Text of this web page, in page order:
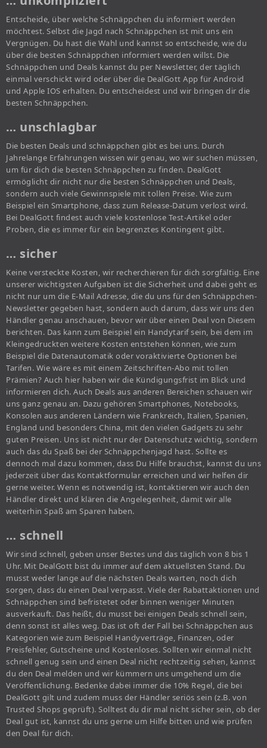
Entscheide, über welche Schnäppchen du informiert werden
möchtest. Selbst die Jagd nach Schnäppchen ist mit uns ein
Vergnügen. Du hast die Wahl und kannst so entscheide, wie du
über die besten Schnäppchen informiert werden willst. Die
Schnäppchen und Deals kannst du per Newsletter, der täglich
einmal verschickt wird oder über die DealGott App für Android
und Apple IOS erhalten. Du entscheidest und wir bringen dir die
besten Schnäppchen.
… unschlagbar
Die besten Deals und schnäppchen gibt es bei uns. Durch
Jahrelange Erfahrungen wissen wir genau, wo wir suchen müssen,
um für dich die besten Schnäppchen zu finden. DealGott
ermöglicht dir nicht nur die besten Schnäppchen und Deals,
sondern auch viele Gewinnspiele mit tollen Preise. Wie zum
Beispiel ein Smartphone, dass zum Release-Datum verlost wird.
Bei DealGott findest auch viele kostenlose Test-Artikel oder
Proben, die es immer für ein begrenztes Kontingent gibt.
… sicher
Keine versteckte Kosten, wir recherchieren für dich sorgfältig. Eine
unserer wichtigsten Aufgaben ist die Sicherheit und dabei geht es
nicht nur um die E-Mail Adresse, die du uns für den Schnäppchen-
Newsletter gegeben hast, sondern auch darum, dass wir uns den
Händler genau anschauen, bevor wir über einen Deal von Diesem
berichten. Das kann zum Beispiel ein Handytarif sein, bei dem im
Kleingedruckten weitere Kosten entstehen können, wie zum
Beispiel die Datenautomatik oder voraktivierte Optionen bei
Tarifen. Wie wäre es mit einem Zeitschriften-Abo mit tollen
Prämien? Auch hier haben wir die Kündigungsfrist im Blick und
informieren dich. Auch Deals aus anderen Bereichen schauen wir
uns ganz genau an. Dazu gehören Smartphones, Notebooks,
Konsolen aus anderen Ländern wie Frankreich, Italien, Spanien,
England und besonders China, mit den vielen Gadgets zu sehr
guten Preisen. Uns ist nicht nur der Datenschutz wichtig, sondern
auch das du Spaß bei der Schnäppchenjagd hast. Sollte es
dennoch mal dazu kommen, dass Du Hilfe brauchst, kannst du uns
jederzeit über das Kontaktformular erreichen und wir helfen dir
gerne weiter. Wenn es notwendig ist, kontaktieren wir auch den
Händler direkt und klären die Angelegenheit, damit wir alle
weiterhin Spaß am Sparen haben.
… schnell
Wir sind schnell, geben unser Bestes und das täglich von 8 bis 1
Uhr. Mit DealGott bist du immer auf dem aktuellsten Stand. Du
musst weder lange auf die nächsten Deals warten, noch dich
sorgen, dass du einen Deal verpasst. Viele der Rabattaktionen und
Schnäppchen sind befristetet oder binnen weniger Minuten
ausverkauft. Das heißt, du musst bei einigen Deals schnell sein,
denn sonst ist alles weg. Das ist oft der Fall bei Schnäppchen aus
Kategorien wie zum Beispiel Handyverträge, Finanzen, oder
Preisfehler, Gutscheine und Kostenloses. Sollten wir einmal nicht
schnell genug sein und einen Deal nicht rechtzeitig sehen, kannst
du den Deal melden und wir kümmern uns umgehend um die
Veröffentlichung. Bedenke dabei immer die 10% Regel, die bei
DealGott gilt und zudem muss der Händler seriös sein (z.B. von
Trusted Shops geprüft). Solltest du dir mal nicht sicher sein, ob der
Deal gut ist, kannst du uns gerne um Hilfe bitten und wie prüfen
den Deal für dich.